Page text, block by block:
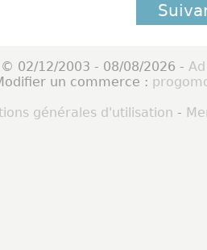
© 02/12/2003 - 08/08/2026 -
un commerce :
générales d'utilisation -